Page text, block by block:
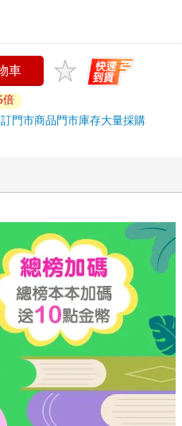
車
倍
門市商品門市庫存大量採購